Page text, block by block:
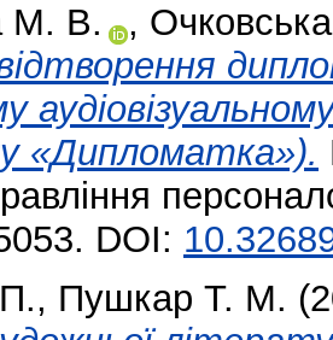
М. В.
,
«Дипломатка»).
DOI:
, Пушкар Т. М.